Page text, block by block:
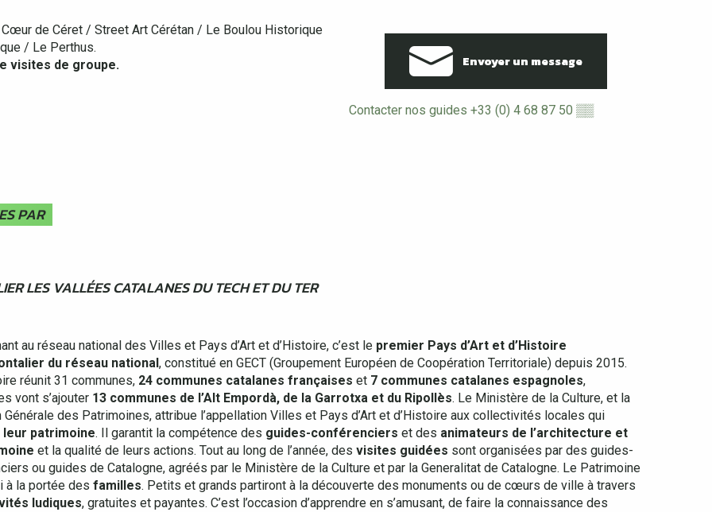
de Céret / Street Art Cérétan / Le Boulou Historique
/ Le Perthus.
visites de groupe.
Envoyer un message
Contacter nos guides +33 (0) 4 68 87 50 ▒▒
PAR
LES VALLÉES CATALANES DU TECH ET DU TER
au réseau national des Villes et Pays d’Art et d’Histoire, c’est le premier Pays d’Art et d’Histoire
du réseau national , constitué en GECT (Groupement Européen de Coopération Territoriale) depuis 2015.
réunit 31 communes, 24 communes catalanes françaises et 7 communes catalanes espagnoles,
vont s’ajouter 13 communes de l’Alt Empordà, de la Garrotxa et du Ripollès. Le Ministère de la Culture, et la
Générale des Patrimoines, attribue l’appellation Villes et Pays d’Art et d’Histoire aux collectivités locales qui
leur patrimoine. Il garantit la compétence des guides-conférenciers et des animateurs de l’architecture et
et la qualité de leurs actions. Tout au long de l’année, des visites guidées sont organisées par des guides-
ou guides de Catalogne, agréés par le Ministère de la Culture et par la Generalitat de Catalogne. Le Patrimoine
à la portée des familles. Petits et grands partiront à la découverte des monuments ou de cœurs de ville à travers
ludiques, gratuites et payantes. C’est l’occasion d’apprendre en s’amusant, de faire la connaissance des